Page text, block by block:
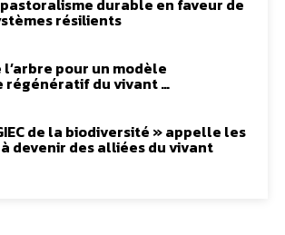
durable en faveur de
résilients
l’arbre pour un modèle
régénératif du vivant …
de la biodiversité » appelle les
devenir des alliées du vivant